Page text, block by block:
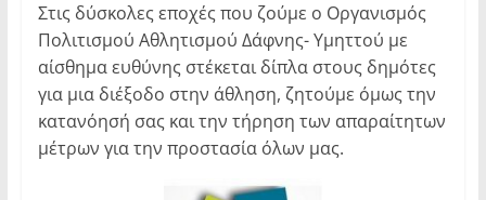
Στις δύσκολες εποχές που ζούμε ο Οργανισμός
Πολιτισμού Αθλητισμού Δάφνης- Υμηττού με
αίσθημα ευθύνης στέκεται δίπλα στους δημότες
για μια διέξοδο στην άθληση, ζητούμε όμως την
κατανόησή σας και την τήρηση των απαραίτητων
μέτρων για την προστασία όλων μας.